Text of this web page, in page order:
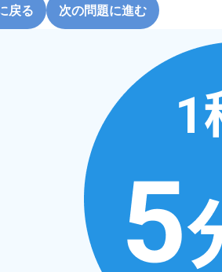
戻る 次の問題に進む